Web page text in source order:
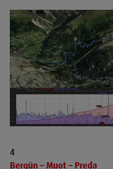
4
Bergün – Muot – Preda